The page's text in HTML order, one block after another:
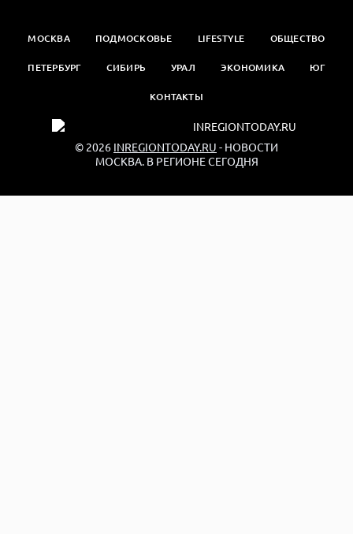
МОСКВА ПОДМОСКОВЬЕ LIFESTYLE ОБЩЕСТВО
ПЕТЕРБУРГ СИБИРЬ УРАЛ ЭКОНОМИКА ЮГ
КОНТАКТЫ
© 2026 INREGIONTODAY.RU - НОВОСТИ
МОСКВА. В РЕГИОНЕ СЕГОДНЯ